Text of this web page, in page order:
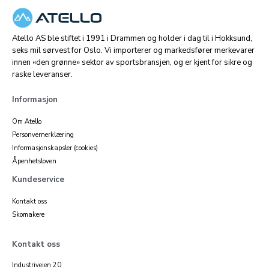
Atello AS ble stiftet i 1991 i Drammen og holder i dag til i Hokksund,
seks mil sørvest for Oslo. Vi importerer og markedsfører merkevarer
innen «den grønne» sektor av sportsbransjen, og er kjent for sikre og
raske leveranser.
Informasjon
Om Atello
Personvernerklæring
Informasjonskapsler (cookies)
Åpenhetsloven
Kundeservice
Kontakt oss
Skomakere
Kontakt oss
Industriveien 20